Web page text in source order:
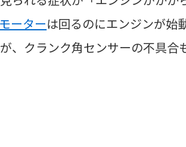
ーターは回るのにエンジンが始
、クランク角センサーの不具